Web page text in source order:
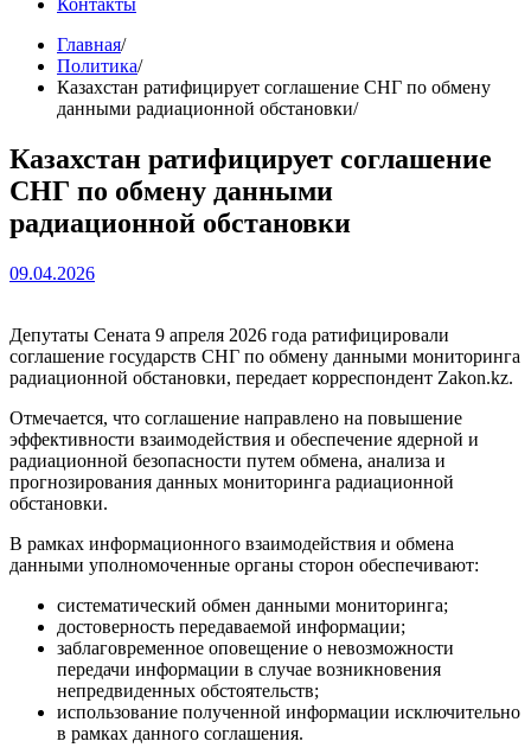
Контакты
Главная
Политика
Казахстан ратифицирует соглашение СНГ по обмену
данными радиационной обстановки
Казахстан ратифицирует соглашение
СНГ по обмену данными
радиационной обстановки
09.04.2026
Депутаты Сената 9 апреля 2026 года ратифицировали
соглашение государств СНГ по обмену данными мониторинга
радиационной обстановки, передает корреспондент Zakon.kz.
Отмечается, что соглашение направлено на повышение
эффективности взаимодействия и обеспечение ядерной и
радиационной безопасности путем обмена, анализа и
прогнозирования данных мониторинга радиационной
обстановки.
В рамках информационного взаимодействия и обмена
данными уполномоченные органы сторон обеспечивают:
систематический обмен данными мониторинга;
достоверность передаваемой информации;
заблаговременное оповещение о невозможности
передачи информации в случае возникновения
непредвиденных обстоятельств;
использование полученной информации исключительно
в рамках данного соглашения.